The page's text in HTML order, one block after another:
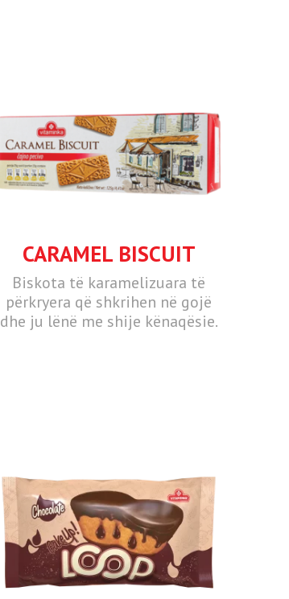
CARAMEL BISCUIT
Biskota të karamelizuara të
përkryera që shkrihen në gojë
dhe ju lënë me shije kënaqësie.